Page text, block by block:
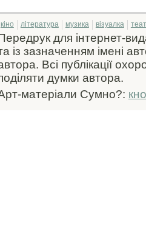
кіно література музика візуалка
для інтернет-
із зазначенням імені
Всі публікації
думки автора.
матеріали Сумно?: